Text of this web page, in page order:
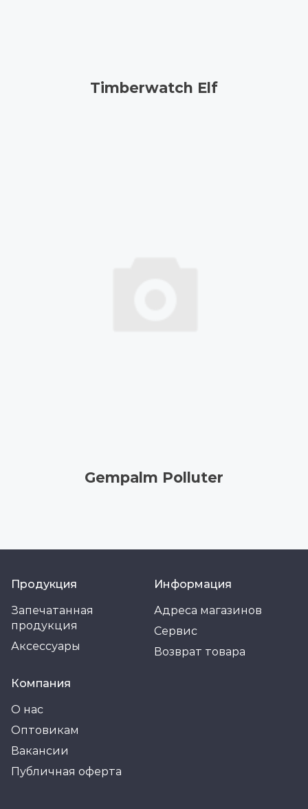
Timberwatch Elf
Gempalm Polluter
Продукция
Запечатанная
продукция
Аксессуары
Информация
Адреса магазинов
Сервис
Возврат товара
Компания
О нас
Оптовикам
Вакансии
Публичная оферта